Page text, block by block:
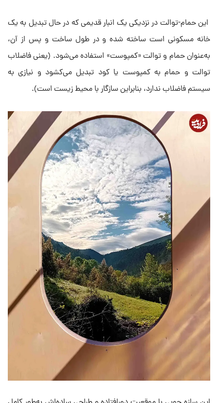
این حمام-توالت در نزدیکی یک انبار قدیمی که در حال تبدیل به یک
خانه مسکونی است ساخته شده و در طول ساخت و پس از آن،
به‌عنوان حمام و توالت «کمپوست» استفاده می‌شود. (یعنی فاضلاب
توالت و حمام به کمپوست یا کود تبدیل می‌کشود و نیازی به
سیستم فاضلاب ندارد، بنابراین سازگار با محیط زیست است).